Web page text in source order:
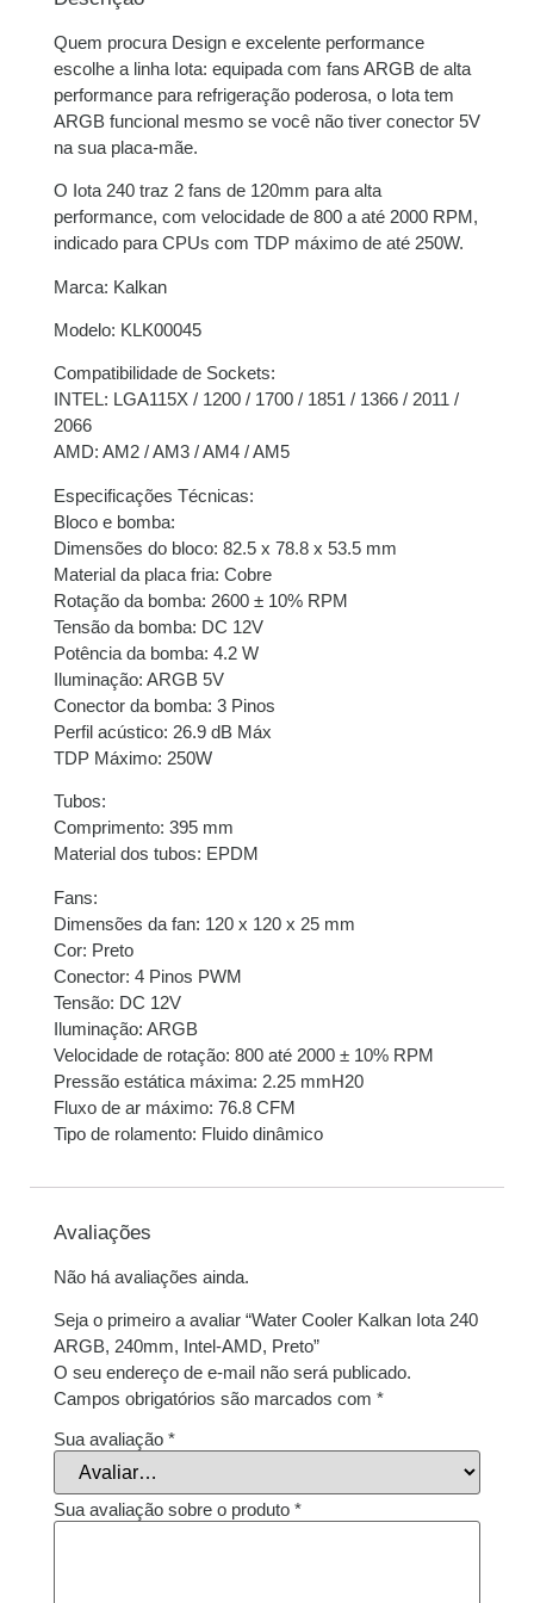
3x deR$124,00sem
juros
R$372,00
4x deR$93,47com
juros
R$373,88
5x deR$ 75,00 com
juros
R$ 375,00
6x deR$62,87
juros
7x deR$54,42com
juros
Quem procura Design e excelente performance
escolhe a linha Iota: equipada com fans ARGB de alta
performance para refrigeração poderosa, o Iota tem
ARGB funcional mesmo se você não tiver conector 5V
na sua placa-mãe.
O Iota 240 traz 2 fans de 120mm para alta
performance, com velocidade de 800 a até 2000 RPM,
indicado para CPUs com TDP máximo de até 250W.
Marca: Kalkan
Modelo: KLK00045
Compatibilidade de Sockets:
INTEL: LGA115X / 1200 / 1700 / 1851 / 1366 / 2011 /
2066
AMD: AM2 / AM3 / AM4 / AM5
Especificações Técnicas:
Bloco e bomba:
Dimensões do bloco: 82.5 x 78.8 x 53.5 mm
Material da placa fria: Cobre
Rotação da bomba: 2600 ± 10% RPM
Tensão da bomba: DC 12V
Potência da bomba: 4.2 W
Iluminação: ARGB 5V
Conector da bomba: 3 Pinos
Perfil acústico: 26.9 dB Máx
TDP Máximo: 250W
Tubos:
Comprimento: 395 mm
Material dos tubos: EPDM
Fans:
Dimensões da fan: 120 x 120 x 25 mm
Cor: Preto
Conector: 4 Pinos PWM
Tensão: DC 12V
Iluminação: ARGB
Velocidade de rotação: 800 até 2000 ± 10% RPM
Pressão estática máxima: 2.25 mmH20
Fluxo de ar máximo: 76.8 CFM
Tipo de rolamento: Fluido dinâmico
Avaliações
Não há avaliações ainda.
Seja o primeiro a avaliar “Water Cooler Kalkan Iota 240
ARGB, 240mm, Intel-AMD, Preto”
O seu endereço de e-mail não será publicado.
Campos obrigatórios são marcados com *
Sua avaliação *
Sua avaliação sobre o produto *